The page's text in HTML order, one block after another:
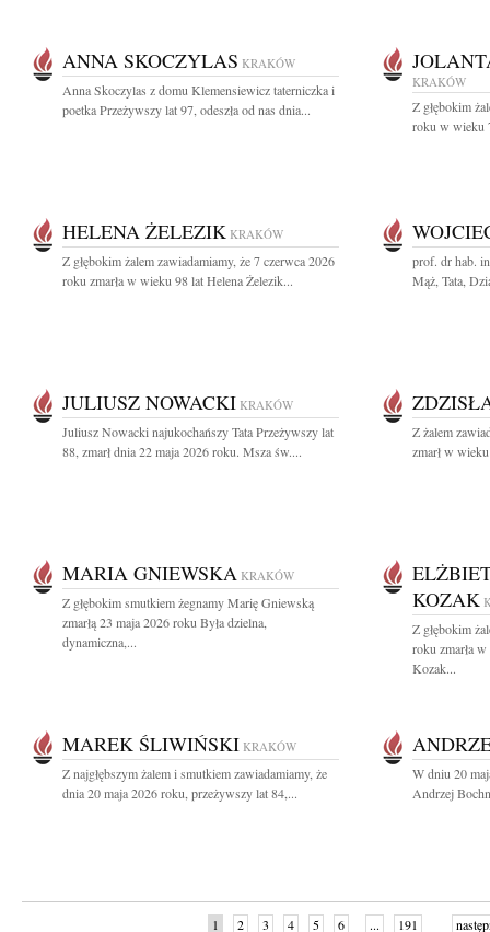
ANNA SKOCZYLAS KRAKÓW
Anna Skoczylas z domu Klemensiewicz taterniczka i
poetka Przeżywszy lat 97, odeszła od nas dnia...
KRAKÓW
Z głębokim
roku w wieku
HELENA ŻELEZIK KRAKÓW
Z głębokim żalem zawiadamiamy, że 7 czerwca 2026
roku zmarła w wieku 98 lat Helena Żelezik...
prof. dr hab.
Mąż, Tata,
JULIUSZ NOWACKI KRAKÓW
Juliusz Nowacki najukochańszy Tata Przeżywszy lat
88, zmarł dnia 22 maja 2026 roku. Msza św....
Z żalem
zmarł w
MARIA GNIEWSKA KRAKÓW
Z głębokim smutkiem żegnamy Marię Gniewską
zmarłą 23 maja 2026 roku Była dzielna,
dynamiczna,...
KOZAK
Z głębokim
roku zmarła
Kozak...
MAREK ŚLIWIŃSKI KRAKÓW
Z najgłębszym żalem i smutkiem zawiadamiamy, że
dnia 20 maja 2026 roku, przeżywszy lat 84,...
W dniu 20
Andrzej
1 2 3 4 5 6 ... 191